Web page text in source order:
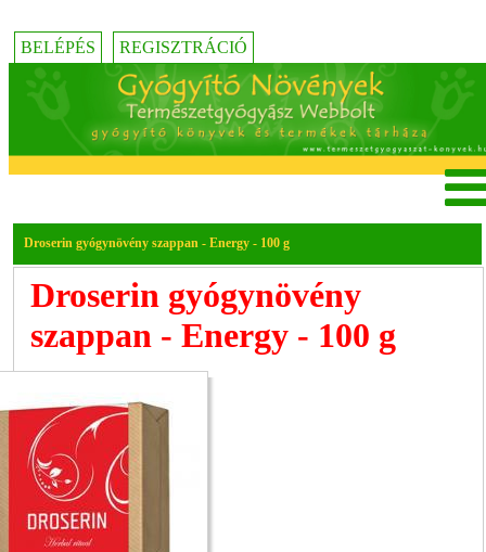
BELÉPÉS REGISZTRÁCIÓ
Droserin gyógynövény szappan - Energy - 100 g
Droserin gyógynövény
szappan - Energy - 100 g